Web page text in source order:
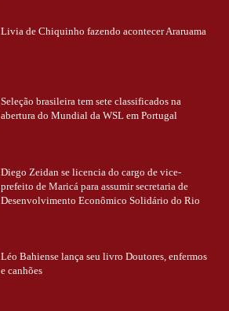
Livia de Chiquinho fazendo acontecer Araruama
Seleção brasileira tem sete classificados na
abertura do Mundial da WSL em Portugal
Diego Zeidan se licencia do cargo de vice-
prefeito de Maricá para assumir secretaria de
Desenvolvimento Econômico Solidário do Rio
Léo Bahiense lança seu livro Doutores, enfermos
e canhões